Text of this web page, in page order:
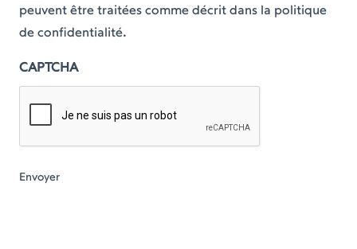
peuvent être traitées comme décrit dans la politique
de confidentialité.
CAPTCHA